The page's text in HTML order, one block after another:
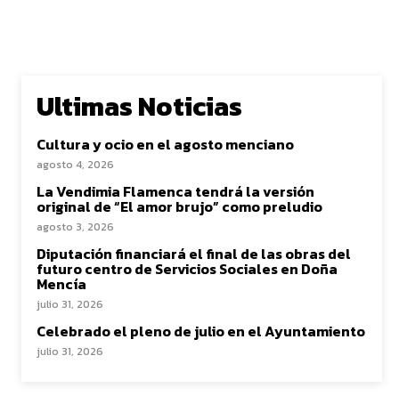
Ultimas Noticias
Cultura y ocio en el agosto menciano
agosto 4, 2026
La Vendimia Flamenca tendrá la versión
original de “El amor brujo” como preludio
agosto 3, 2026
Diputación financiará el final de las obras del
futuro centro de Servicios Sociales en Doña
Mencía
julio 31, 2026
Celebrado el pleno de julio en el Ayuntamiento
julio 31, 2026